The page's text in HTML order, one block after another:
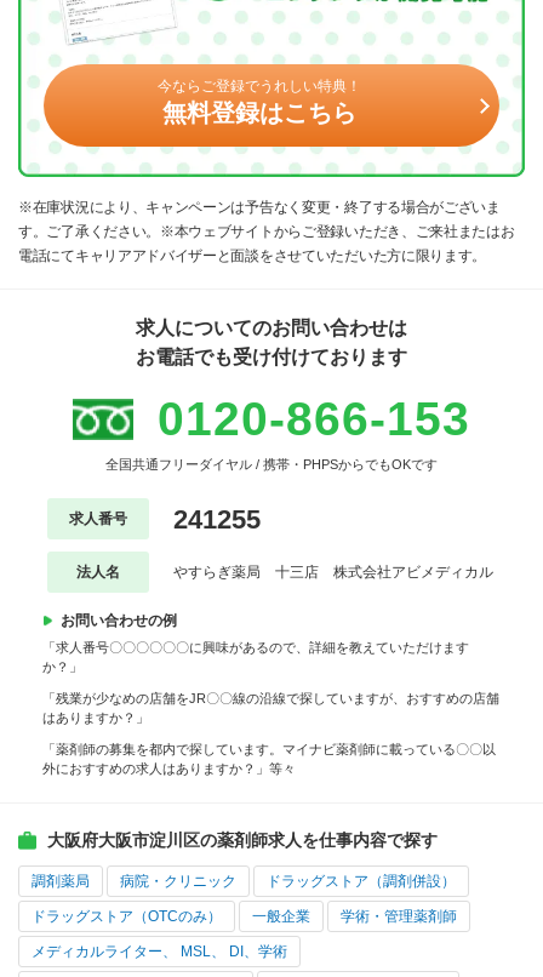
今ならご登録でうれしい特典！
無料登録はこちら
※在庫状況により、キャンペーンは予告なく変更・終了する場合がございま
す。ご了承ください。※本ウェブサイトからご登録いただき、ご来社またはお
電話にてキャリアアドバイザーと面談をさせていただいた方に限ります。
求人についてのお問い合わせは
お電話でも受け付けております
0120-866-153
全国共通フリーダイヤル / 携帯・PHPSからでもOKです
求人番号 241255
法人名 やすらぎ薬局 十三店 株式会社アビメディカル
お問い合わせの例
「求人番号〇〇〇〇〇〇に興味があるので、詳細を教えていただけます
か？」
「残業が少なめの店舗をJR〇〇線の沿線で探していますが、おすすめの店舗
はありますか？」
「薬剤師の募集を都内で探しています。マイナビ薬剤師に載っている〇〇以
外におすすめの求人はありますか？」等々
大阪府大阪市淀川区の薬剤師求人を仕事内容で探す
調剤薬局 病院・クリニック ドラッグストア（調剤併設）
ドラッグストア（OTCのみ） 一般企業 学術・管理薬剤師
メディカルライター、 MSL、 DI、学術